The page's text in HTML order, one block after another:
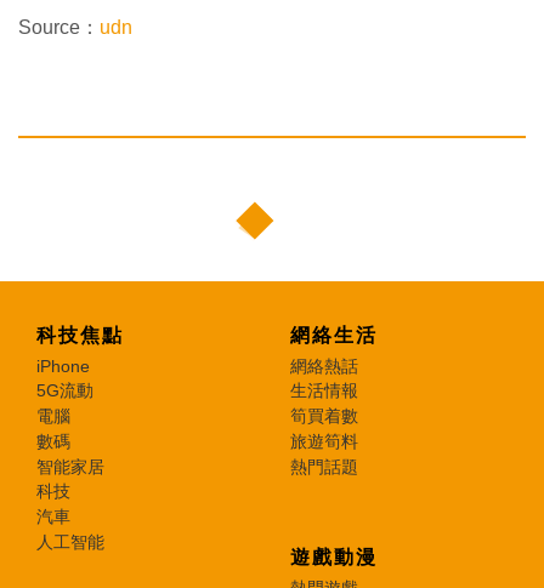
Source： udn
科技焦點
iPhone
5G流動
電腦
數碼
智能家居
科技
汽車
人工智能
網絡生活
網絡熱話
生活情報
筍買着數
旅遊筍料
熱門話題
遊戲動漫